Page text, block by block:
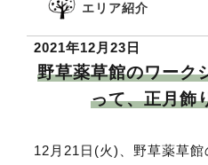
エリア紹介
2021年12月23日
野草薬草館のワーク
って、正月飾
12月21日(火)、野草薬草